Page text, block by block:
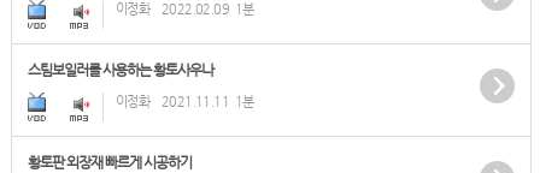
이정화 2022.02.09 1분
스팀보일러를 사용하는 황토사우나
이정화 2021.11.11 1분
황토판 외장재 빠르게 시공하기